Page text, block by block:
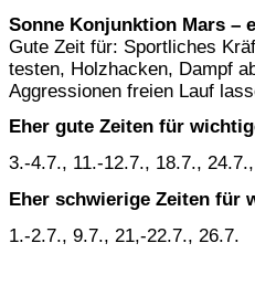
Sonne Konjunktion Mars –
Gute Zeit für: Sportliches
testen, Holzhacken, Dampf
Aggressionen freien Lauf
Eher gute Zeiten für
3.-4.7., 11.-12.7., 18.7.,
Eher schwierige Zeiten für
1.-2.7., 9.7., 21,-22.7., 26.7.